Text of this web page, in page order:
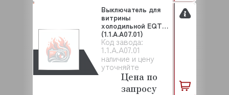
Код завода:
1.1.A.A07.01
наличие и цену
уточняйте
Выключатель для
витрины
холодильной EQTA
(1.1.A.A07.01)
Цена по
запросу